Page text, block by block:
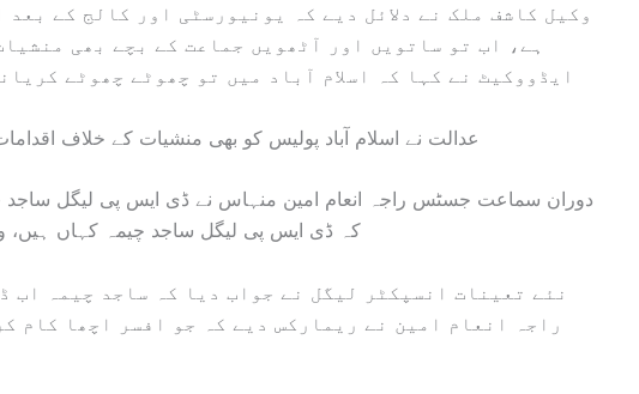
وکیل کاشف ملک نے دلائل دیے کہ یونیورسٹی اور کالج کے
ہے، اب تو ساتویں اور آٹھویں جماعت کے بچے بھی
ایڈووکیٹ نے کہا کہ اسلام آباد میں تو چھوٹے چھوٹے
عدالت نے اسلام آباد پولیس کو بھی منشیات کے خلاف
دوران سماعت جسٹس راجہ انعام امین منہاس نے ڈی ایس پی لیگل ساجد
کہ ڈی ایس پی لیگل ساجد چیمہ کہاں ہیں،
نئے تعینات انسپکٹر لیگل نے جواب دیا کہ ساجد چیمہ
راجہ انعام امین نے ریمارکس دیے کہ جو افسر اچھا کام